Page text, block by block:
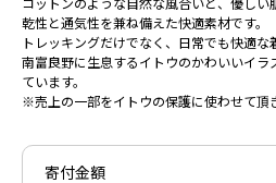
コットンのような自然な風合いと、優し
乾性と通気性を兼ね備えた快適素材です。
トレッキングだけでなく、日常でも快適な
南富良野に生息するイトウのかわいいイ
ています。
※売上の一部をイトウの保護に使わせて頂
寄付金額